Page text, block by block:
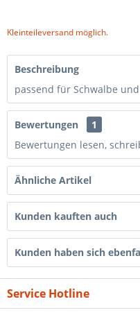
Kleinteileversand möglich.
Beschreibung
passend für Schwalbe
Bewertungen
1
Bewertungen lesen,
Ähnliche Artikel
Kunden kauften auch
Kunden haben sich
Service Hotline